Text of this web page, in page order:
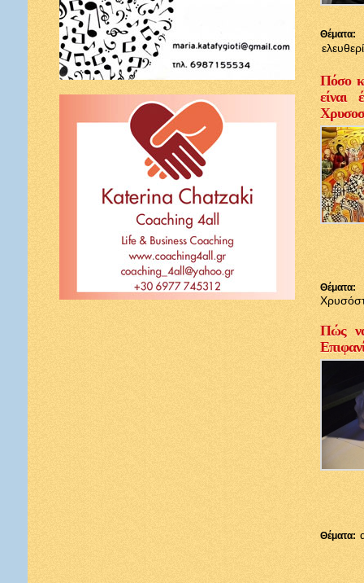
Θέματα:
Πόσο
είναι
Θέματα:
Πώς να
Θέματα: